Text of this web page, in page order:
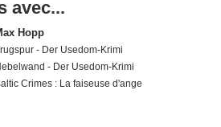
avec...
Hopp
- Der Usedom-Krimi
- Der Usedom-Krimi
Crimes : La faiseuse d'ange